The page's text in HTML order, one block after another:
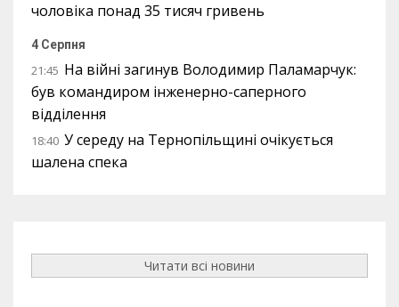
чоловіка понад 35 тисяч гривень
4 Серпня
21:45 На війні загинув Володимир Паламарчук:
був командиром інженерно-саперного
відділення
18:40 У середу на Тернопільщині очікується
шалена спека
Читати всі новини